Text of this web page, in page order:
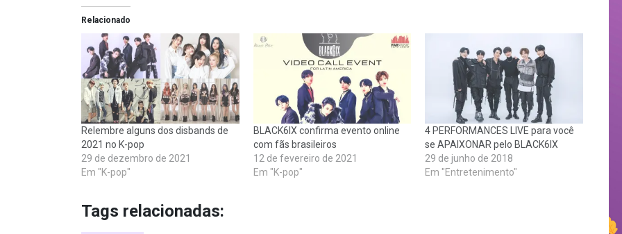
Relacionado
Relembre alguns dos disbands de
2021 no K-pop
29 de dezembro de 2021
Em "K-pop"
BLACK6IX confirma evento online
com fãs brasileiros
12 de fevereiro de 2021
Em "K-pop"
4 PERFORMANCES LIVE para você
se APAIXONAR pelo BLACK6IX
29 de junho de 2018
Em "Entretenimento"
Tags relacionadas: